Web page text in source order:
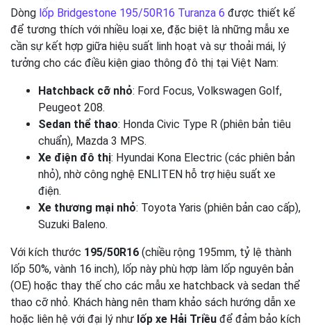
Dòng lốp Bridgestone 195/50R16 Turanza 6 được thiết kế
để tương thích với nhiều loại xe, đặc biệt là những mẫu xe
cần sự kết hợp giữa hiệu suất linh hoạt và sự thoải mái, lý
tưởng cho các điều kiện giao thông đô thị tại Việt Nam:
Hatchback cỡ nhỏ: Ford Focus, Volkswagen Golf,
Peugeot 208.
Sedan thể thao: Honda Civic Type R (phiên bản tiêu
chuẩn), Mazda 3 MPS.
Xe điện đô thị: Hyundai Kona Electric (các phiên bản
nhỏ), nhờ công nghệ ENLITEN hỗ trợ hiệu suất xe
điện.
Xe thương mại nhỏ: Toyota Yaris (phiên bản cao cấp),
Suzuki Baleno.
Với kích thước 195/50R16 (chiều rộng 195mm, tỷ lệ thành
lốp 50%, vành 16 inch), lốp này phù hợp làm lốp nguyên bản
(OE) hoặc thay thế cho các mẫu xe hatchback và sedan thể
thao cỡ nhỏ. Khách hàng nên tham khảo sách hướng dẫn xe
hoặc liên hệ với đại lý như lốp xe Hải Triều để đảm bảo kích